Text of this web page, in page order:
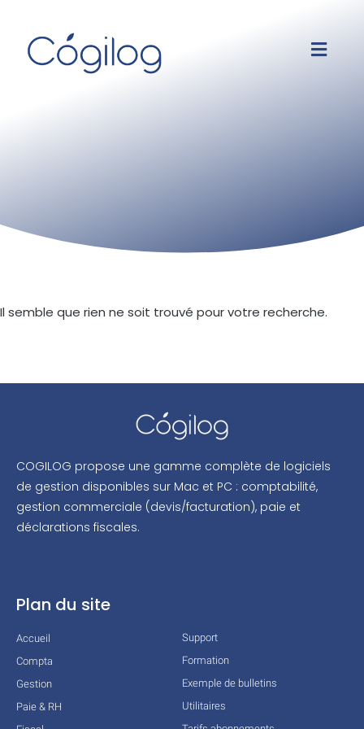
Il semble que rien ne soit trouvé pour votre recherche.
COGILOG propose une gamme complète de logiciels
de gestion disponibles sur Mac et PC : comptabilité,
gestion commerciale (devis/facturation), paie et
déclarations fiscales.
Plan du site
Accueil
Compta
Gestion
Paie & RH
Support
Formation
Exemple de bulletins
Utilitaires